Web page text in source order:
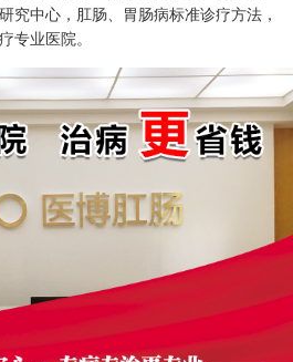
究中心，肛肠、胃肠病标准诊疗方法，
专业医院。